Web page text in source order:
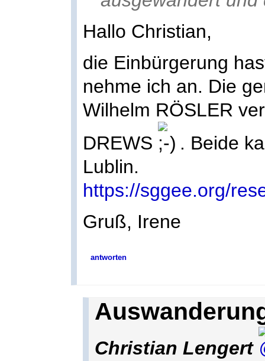
Hallo Christian,
die Einbürgerung
nehme ich an. Die
Wilhelm RÖSLER
DREWS
. Beide
Lublin.
https://sggee.org/
Gruß, Irene
antworten
Christian Lengert